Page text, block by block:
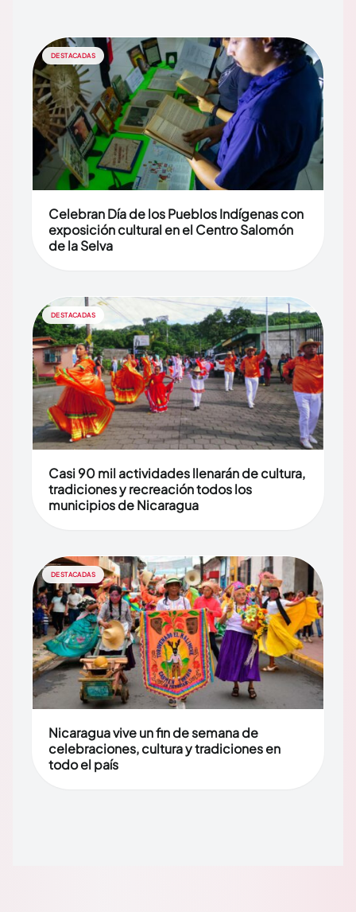
DESTACADAS
Celebran Día de los Pueblos Indígenas con
exposición cultural en el Centro Salomón
de la Selva
DESTACADAS
Casi 90 mil actividades llenarán de cultura,
tradiciones y recreación todos los
municipios de Nicaragua
DESTACADAS
Nicaragua vive un fin de semana de
celebraciones, cultura y tradiciones en
todo el país